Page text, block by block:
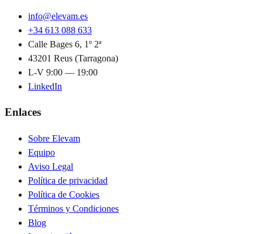
info@elevam.es
+34 613 088 633
Calle Bages 6, 1º 2ª
43201 Reus (Tarragona)
L-V 9:00 — 19:00
LinkedIn
Enlaces
Sobre Elevam
Equipo
Aviso Legal
Política de privacidad
Política de Cookies
Términos y Condiciones
Blog